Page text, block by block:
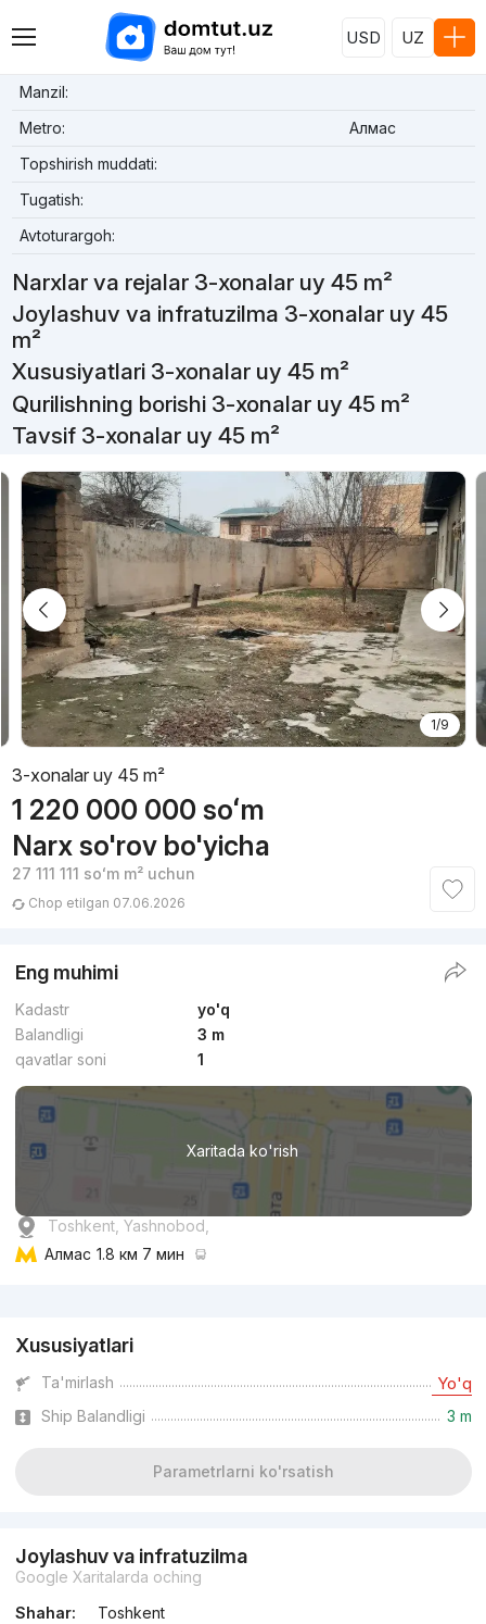
USD UZ
Manzil:
Metro:
Алмас
Topshirish muddati:
Tugatish:
Avtoturargoh:
Narxlar va rejalar 3-xonalar uy 45 m²
Joylashuv va infratuzilma 3-xonalar uy 45
m²
Xususiyatlari 3-xonalar uy 45 m²
Qurilishning borishi 3-xonalar uy 45 m²
Tavsif 3-xonalar uy 45 m²
1/9
3-xonalar uy 45 m²
1 220 000 000 soʻm
Narx so'rov bo'yicha
27 111 111 soʻmm² uchun
Chop etilgan 07.06.2026
Eng muhimi
Kadastr
yo'q
Balandligi
3 m
qavatlar soni
1
Xaritada ko'rish
Toshkent, Yashnobod,
Алмас 1.8 км 7 мин
Xususiyatlari
Ta'mirlash Yo'q
Ship Balandligi 3 m
Parametrlarni ko'rsatish
Joylashuv va infratuzilma
Google Xaritalarda oching
Shahar:
Toshkent